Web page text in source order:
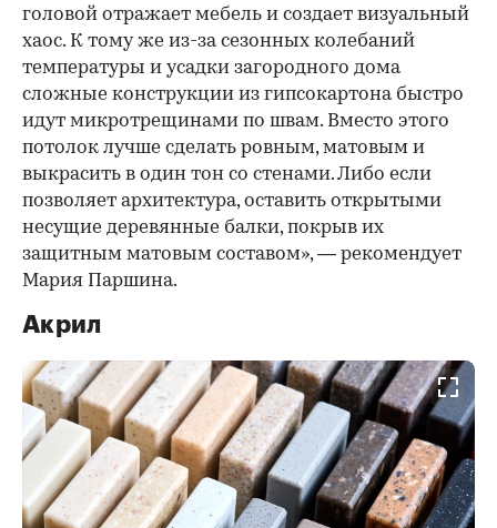
головой отражает мебель и создает визуальный
хаос. К тому же из-за сезонных колебаний
температуры и усадки загородного дома
сложные конструкции из гипсокартона быстро
идут микротрещинами по швам. Вместо этого
потолок лучше сделать ровным, матовым и
выкрасить в один тон со стенами. Либо если
позволяет архитектура, оставить открытыми
несущие деревянные балки, покрыв их
защитным матовым составом», — рекомендует
Мария Паршина.
Акрил